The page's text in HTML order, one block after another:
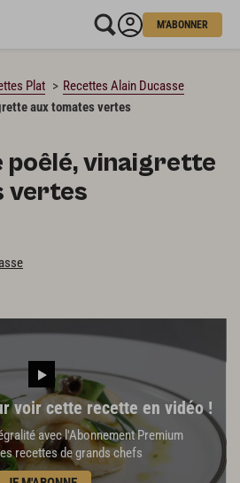
M'ABONNER
Plat
Recettes Alain Ducasse
aux tomates vertes
vinaigrette
vertes
voir cette recette en vidéo !
avec l'Abonnement Premium
recettes de grands chefs